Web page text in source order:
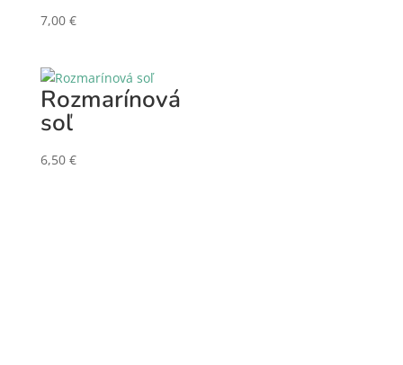
7,00 €
Rozmarínová
soľ
6,50 €